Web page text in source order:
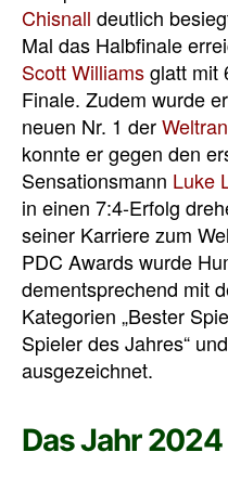
Chisnall deutlich
Mal das Halbfinale
Scott Williamsglatt mit
Finale. Zudem wurde
neuen Nr. 1 der
konnte er gegen den
Sensationsmann Luke
in einen 7:4-Erfolg
seiner Karriere zum
PDC Awards wurde
dementsprechend mit
Kategorien „Bester
Spieler des Jahres“
ausgezeichnet.
Das Jahr